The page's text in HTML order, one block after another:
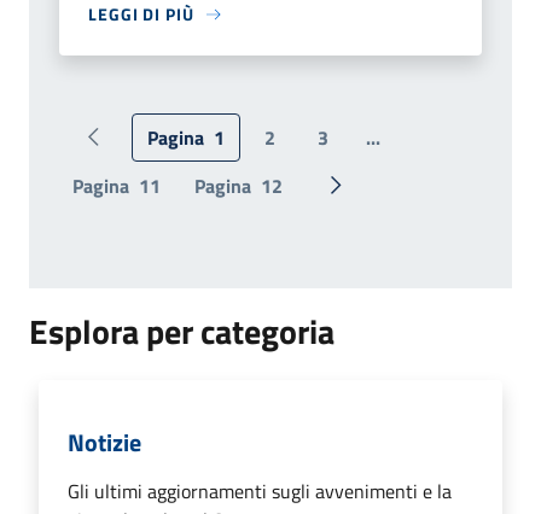
LEGGI DI PIÙ
Pagina precedente
Pagina 1 2 3
...
Pagina 11 Pagina 12 Pagina successiva
Esplora per categoria
Notizie
Gli ultimi aggiornamenti sugli avvenimenti e la